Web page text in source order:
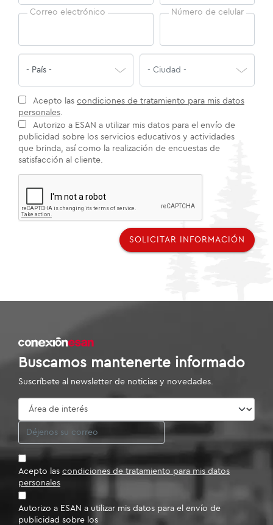
Correo electrónico Número de celular
Acepto las condiciones de tratamiento para mis datos
personales.
Autorizo a ESAN a utilizar mis datos para el envío de
publicidad sobre los servicios educativos y actividades
que brinda, así como la realización de encuestas de
satisfacción al cliente.
SOLICITAR INFORMACIÓN
Buscamos mantenerte informado
Suscríbete al newsletter de noticias y novedades.
Acepto las condiciones de tratamiento para mis datos
personales
Autorizo a ESAN a utilizar mis datos para el envío de
publicidad sobre los